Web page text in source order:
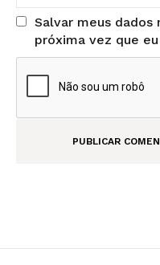
Salvar meus dados
próxima vez que